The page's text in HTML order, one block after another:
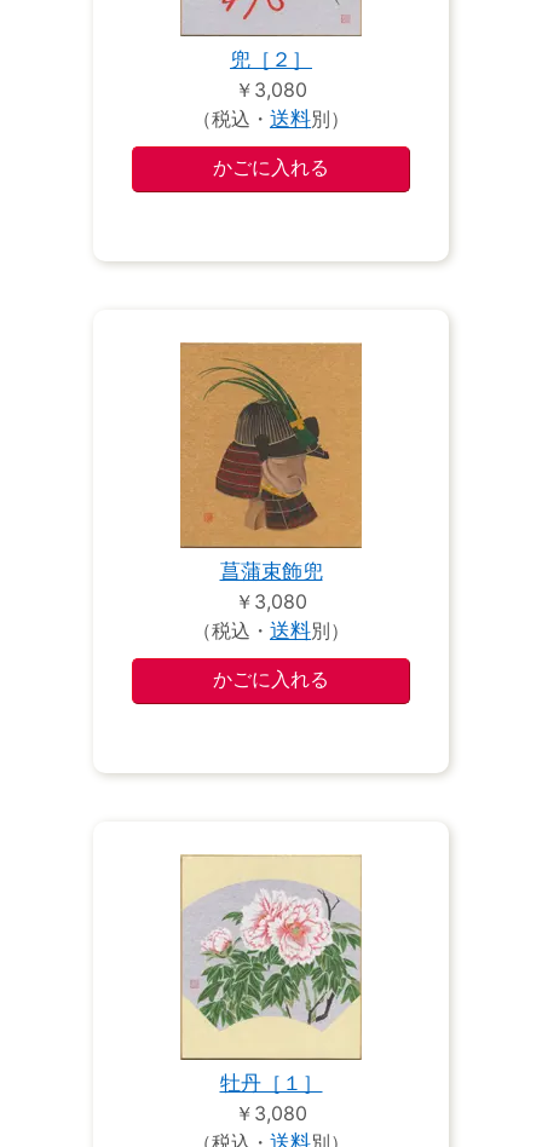
兜［２］
￥3,080
（税込・ 送料別）
菖蒲束飾兜
￥3,080
（税込・ 送料別）
牡丹［１］
￥3,080
（税込・ 送料別）